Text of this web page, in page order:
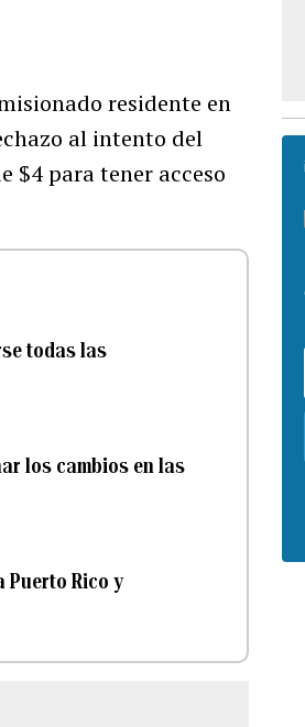
residente en
al intento del
$4 para tener acceso
todas las
los cambios en las
Puerto Rico y